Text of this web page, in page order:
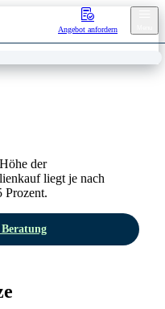
Angebot anfordern
der
liegt je nach
Prozent.